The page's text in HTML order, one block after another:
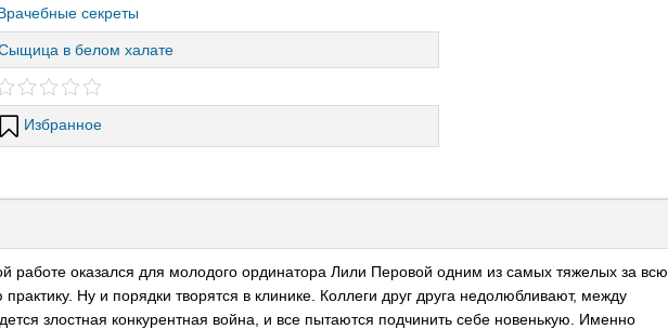
секреты
в белом халате
Избранное
работе оказался для молодого ординатора Лили Перовой одним из самых тяжелых за всю
Ну и порядки творятся в клинике. Коллеги друг друга недолюбливают, между
злостная конкурентная война, и все пытаются подчинить себе новенькую. Именно